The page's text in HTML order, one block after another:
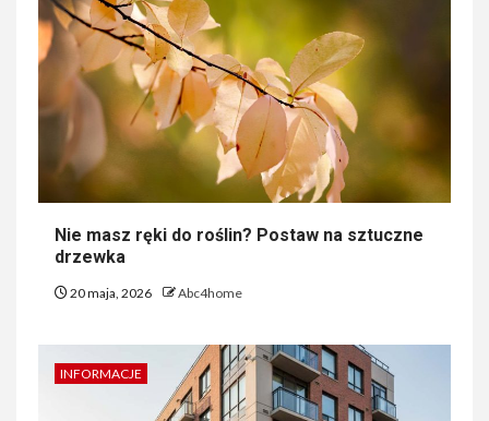
Nie masz ręki do roślin? Postaw na sztuczne
drzewka
20 maja, 2026 Abc4home
INFORMACJE